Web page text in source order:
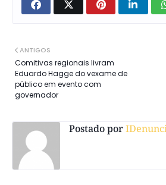
ANTIGOS
Comitivas regionais livram
Eduardo Hagge do vexame de
público em evento com
governador
Postado por